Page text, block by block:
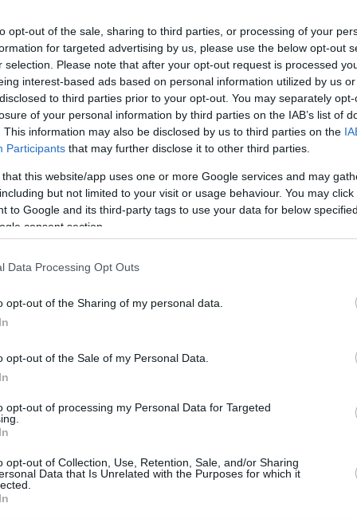
opt-out of the sale, sharing to third parties, or processing of your
for targeted advertising by us, please use the below opt-out
selection. Please note that after your opt-out request is processed
interest-based ads based on personal information utilized by us
to third parties prior to your opt-out. You may separately
of your personal information by third parties on the IAB’s list of
This information may also be disclosed by us to third parties on the
Participants that may further disclose it to other third parties.
that this website/app uses one or more Google services and may
but not limited to your visit or usage behaviour. You may
to Google and its third-party tags to use your data for below
consent section.
Data Processing Opt Outs
opt-out of the Sharing of my personal data.
opt-out of the Sale of my Personal Data.
opt-out of processing my Personal Data for Targeted
opt-out of Collection, Use, Retention, Sale, and/or Sharing
Data that Is Unrelated with the Purposes for which it
μου με έφεραν αντιμέτωπη
δυσκολίες
μιλώντας για τα δύο παιδιά της
Κυριακίδης για τις
δυσκολίες που πέρασε: Θα
να μην το ζήσει κανένας
ποιες είναι οι πραγματικές ανάγκες του ανθρώπου,
5
της σειράς «Euphoria» λέει
έχει πληρώσει το νοίκι της
μήνες περιμένοντας την